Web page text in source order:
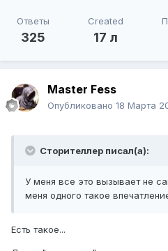
Ответы
325
Created
17 л
Master Fess
Опубликовано 18 Марта
Сторителлер писал(а):
У меня все это вызывает не
меня одного такое
Есть такое...